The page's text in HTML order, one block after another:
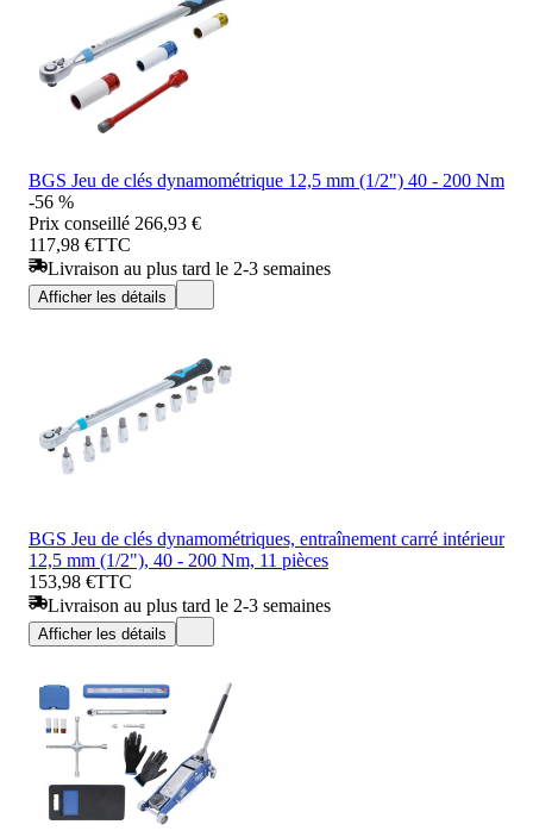
BGS Jeu de clés dynamométrique 12,5 mm (1/2") 40 - 200 Nm
-56 %
Prix conseillé 266,93 €
117,98 €TTC
Livraison au plus tard le 2-3 semaines
Afficher les détails
BGS Jeu de clés dynamométriques, entraînement carré intérieur
12,5 mm (1/2"), 40 - 200 Nm, 11 pièces
153,98 €TTC
Livraison au plus tard le 2-3 semaines
Afficher les détails